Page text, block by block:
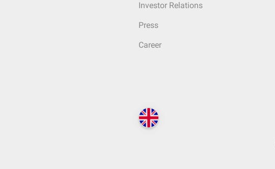
Investor Relations
Press
Career